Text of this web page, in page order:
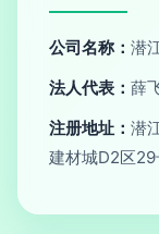
公司名称： 潜
法人代表： 薛
注册地址： 潜
建材城D2区29